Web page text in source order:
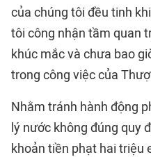
của chúng tôi đều tinh
tôi công nhận tầm quan
khúc mắc và chưa bao
trong công việc của
Nhằm tránh hành động
lý nước không đúng quy
khoản tiền phạt hai triệu